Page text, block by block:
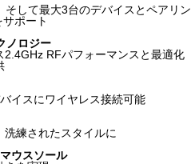
して最大3台のデバイスとペアリン
ポート
ノロジー
RFパフォーマンスと最適化
イスにワイヤレス接続可能
練されたスタイルに
ウスソール